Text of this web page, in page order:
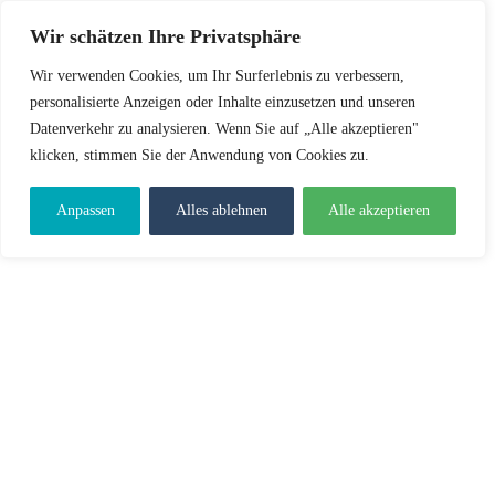
Wir schätzen Ihre Privatsphäre
Wir verwenden Cookies, um Ihr Surferlebnis zu verbessern,
personalisierte Anzeigen oder Inhalte einzusetzen und unseren
Datenverkehr zu analysieren. Wenn Sie auf „Alle akzeptieren"
klicken, stimmen Sie der Anwendung von Cookies zu.
Anpassen Alles ablehnen Alle akzeptieren